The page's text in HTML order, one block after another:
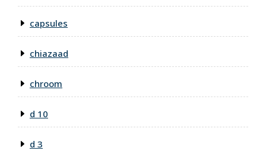
capsules
chiazaad
chroom
d 10
d 3